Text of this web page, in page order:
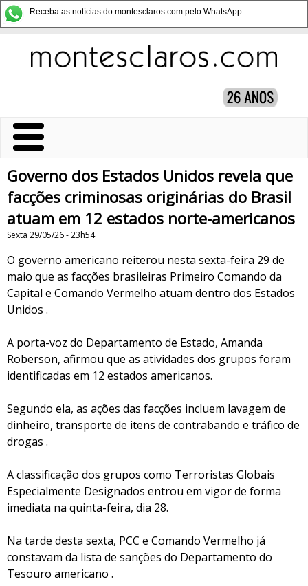
Receba as notícias do montesclaros.com pelo WhatsApp
Governo dos Estados Unidos revela que
facções criminosas originárias do Brasil
atuam em 12 estados norte-americanos
Sexta 29/05/26 - 23h54
O governo americano reiterou nesta sexta-feira 29 de
maio que as facções brasileiras Primeiro Comando da
Capital e Comando Vermelho atuam dentro dos Estados
Unidos .
A porta-voz do Departamento de Estado, Amanda
Roberson, afirmou que as atividades dos grupos foram
identificadas em 12 estados americanos.
Segundo ela, as ações das facções incluem lavagem de
dinheiro, transporte de itens de contrabando e tráfico de
drogas .
A classificação dos grupos como Terroristas Globais
Especialmente Designados entrou em vigor de forma
imediata na quinta-feira, dia 28.
Na tarde desta sexta, PCC e Comando Vermelho já
constavam da lista de sanções do Departamento do
Tesouro americano .